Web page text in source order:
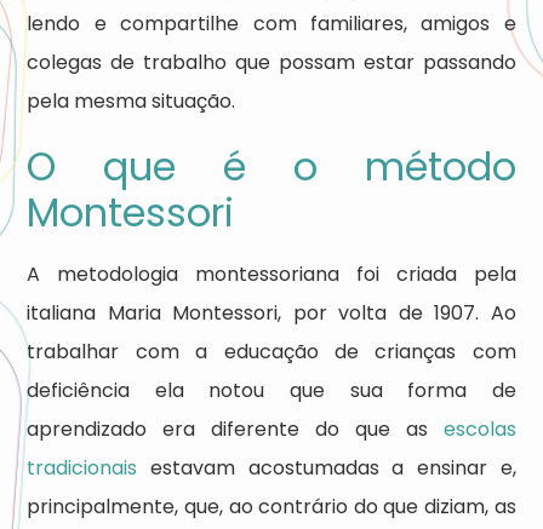
lendo e compartilhe com familiares, amigos e
colegas de trabalho que possam estar passando
pela mesma situação.
O que é o método
Montessori
A metodologia montessoriana foi criada pela
italiana Maria Montessori, por volta de 1907. Ao
trabalhar com a educação de crianças com
deficiência ela notou que sua forma de
aprendizado era diferente do que as escolas
tradicionais estavam acostumadas a ensinar e,
principalmente, que, ao contrário do que diziam, as